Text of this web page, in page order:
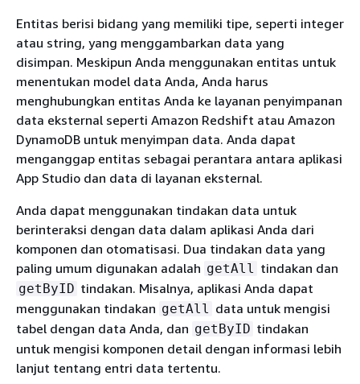
Entitas berisi bidang yang memiliki tipe, seperti integer
atau string, yang menggambarkan data yang
disimpan. Meskipun Anda menggunakan entitas untuk
menentukan model data Anda, Anda harus
menghubungkan entitas Anda ke layanan penyimpanan
data eksternal seperti Amazon Redshift atau Amazon
DynamoDB untuk menyimpan data. Anda dapat
menganggap entitas sebagai perantara antara aplikasi
App Studio dan data di layanan eksternal.
Anda dapat menggunakan tindakan data untuk
berinteraksi dengan data dalam aplikasi Anda dari
komponen dan otomatisasi. Dua tindakan data yang
paling umum digunakan adalah getAll tindakan dan
getByID tindakan. Misalnya, aplikasi Anda dapat
menggunakan tindakan getAll data untuk mengisi
tabel dengan data Anda, dan getByID tindakan
untuk mengisi komponen detail dengan informasi lebih
lanjut tentang entri data tertentu.